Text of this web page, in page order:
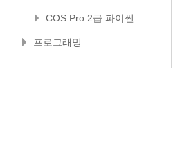
COS Pro 2급 파이썬
프로그래밍